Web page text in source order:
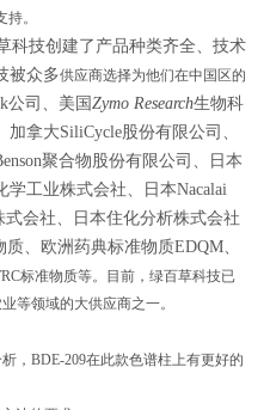
。
技创建了产品种类齐全、技术
被众多供应商选择为他们在中国区的
公司、美国 Zymo Research生物科
拿大SiliCycle股份有限公司、
聚合物股份有限公司、日本
工业株式会社、日本Nacalai
式会社、日本住化分析株式会社
、欧洲药典标准物质EDQM、
标准物质等。目前，绿百草科技已
等领域的大供应商之一。
析，BDE-209在此款色谱柱上有更好的